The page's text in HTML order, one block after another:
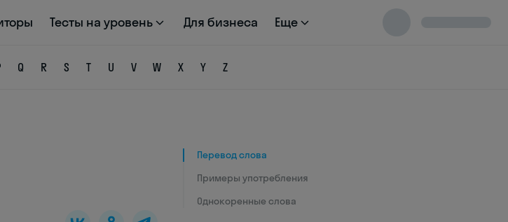
Тесты на уровень Для бизнеса Еще
Q R S T U V W X Y Z
Перевод слова
Примеры употребления
Однокоренные слова